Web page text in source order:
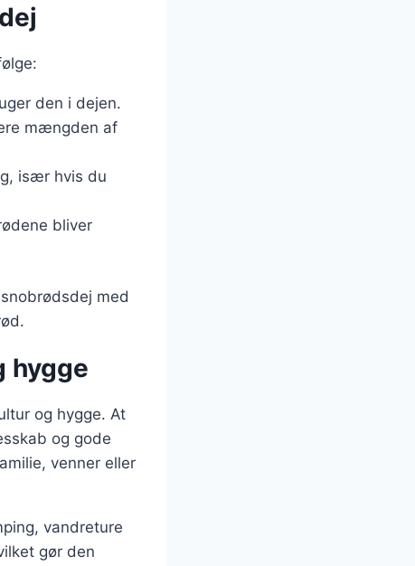
den i dejen.
mængden af
især hvis du
bliver
med
hygge
og hygge. At
og gode
venner eller
vandreture
gør den